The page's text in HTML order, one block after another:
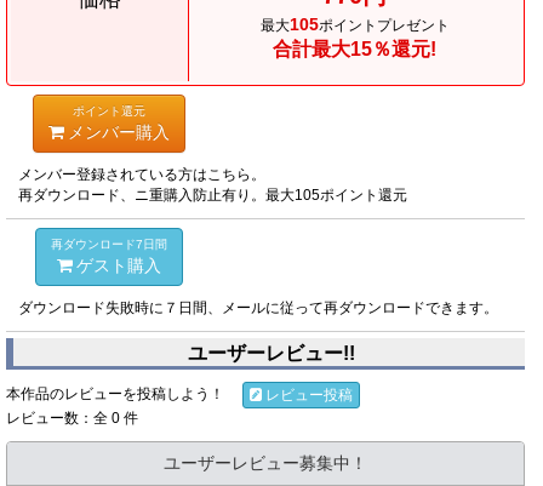
最大105ポイントプレゼント
合計最大15％還元!
ポイント還元
メンバー購入
メンバー登録されている方はこちら。
再ダウンロード、ニ重購入防止有り。最大105ポイント還元
再ダウンロード7日間
ゲスト購入
ダウンロード失敗時に７日間、メールに従って再ダウンロードできます。
ユーザーレビュー!!
本作品のレビューを投稿しよう！
レビュー投稿
レビュー数：全 0 件
ユーザーレビュー募集中！